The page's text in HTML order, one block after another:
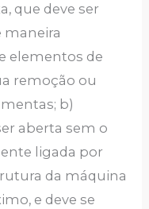
que deve ser
maneira
elementos de
remoção ou
b)
aberta sem o
ligada por
da máquina
e deve se